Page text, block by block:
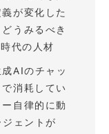
が変化した
うみるべき
代の人材
AIのチャッ
で消耗してい
自律的に動
ジェントが